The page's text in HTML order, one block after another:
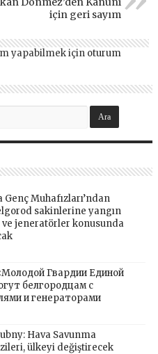
için geri sayım
yapabilmek için oturum
Genç Muhafızları’ndan
sakinlerine yangın
jeneratörler konusunda
Гвардии Единой
белгородцам с
и генераторами
Hava Savunma
ülkeyi değiştirecek